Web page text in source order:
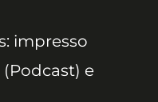
impresso
e